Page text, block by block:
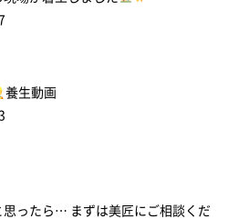
養生動画
思ったら… まずは美匠にご相談くだ